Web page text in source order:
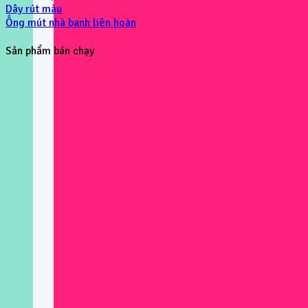
Dây rút màu
Ống mút nhà banh liên hoàn
Sản phẩm bán chạy